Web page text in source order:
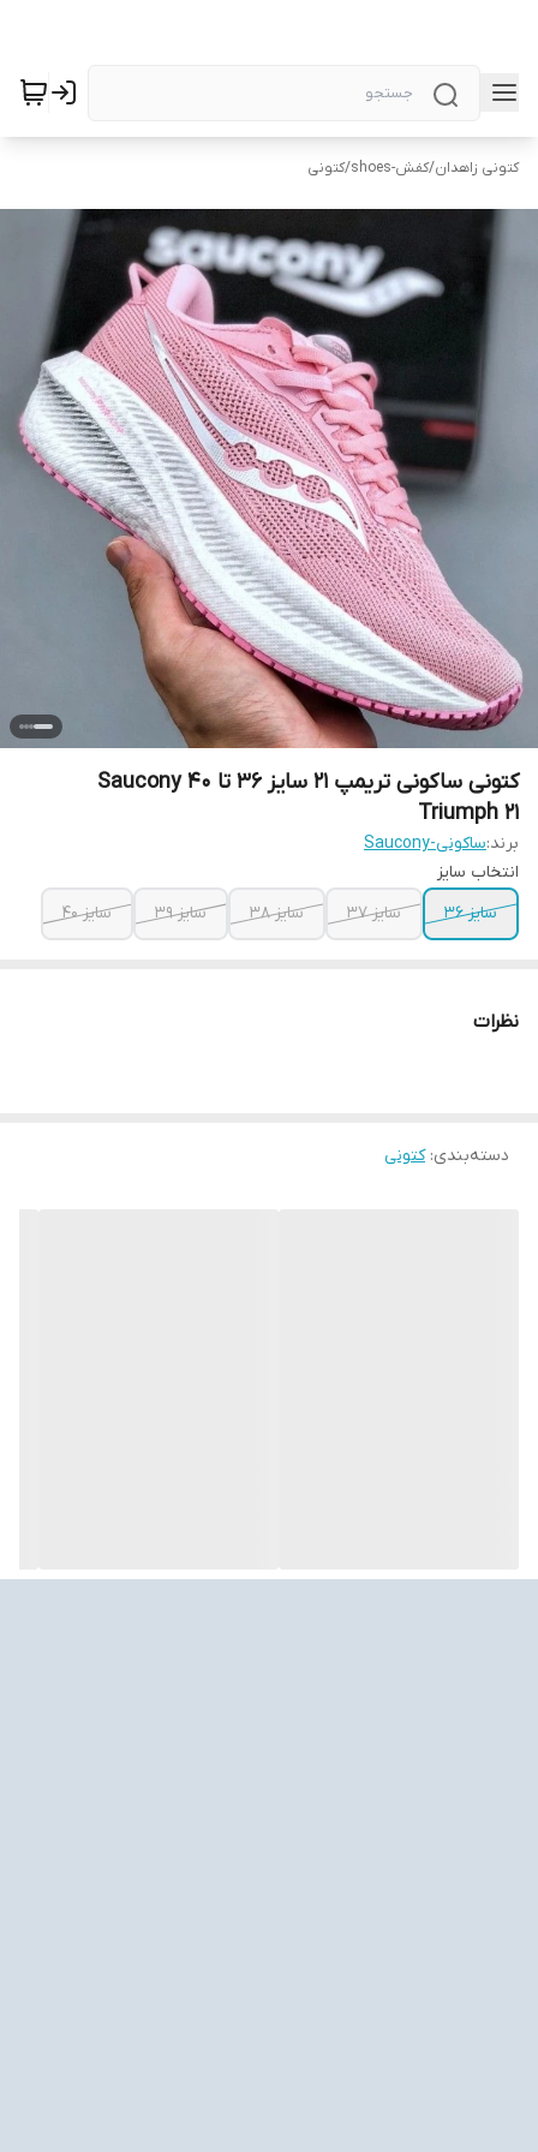
کتونی زاهدان/کفش-shoes /کتونی
کتونی ساکونی تریمپ 21 سایز 36 تا 40 Saucony
Triumph 21
برند:ساکونی-Saucony
انتخاب سایز
سایز 36
سایز 37 سایز 38 سایز 39 سایز 40
نظرات
دسته‌بندی:کتونی